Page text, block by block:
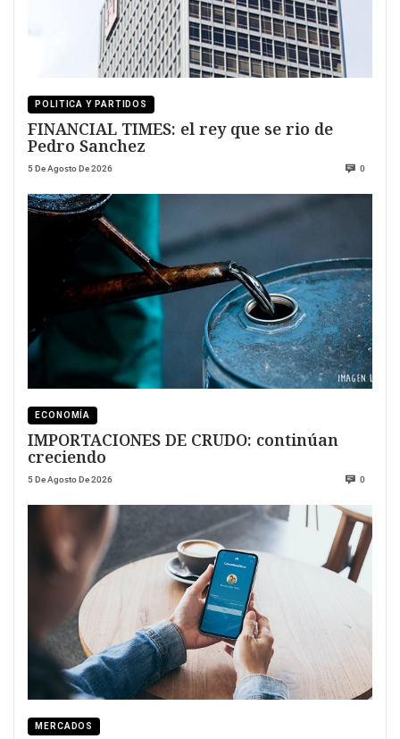
POLITICA Y PARTIDOS
FINANCIAL TIMES: el rey que se rio de
Pedro Sanchez
5 De Agosto De 2026 0
ECONOMÍA
IMPORTACIONES DE CRUDO: continúan
creciendo
5 De Agosto De 2026 0
MERCADOS